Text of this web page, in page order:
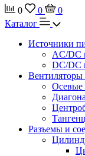
0 0
0
Каталог
Источники
AC/DC
DC/DC
Вентиляторы
Осевые
Разъемы и